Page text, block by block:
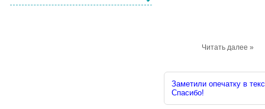
Читать далее »
Заметили опечатку в
Спасибо!